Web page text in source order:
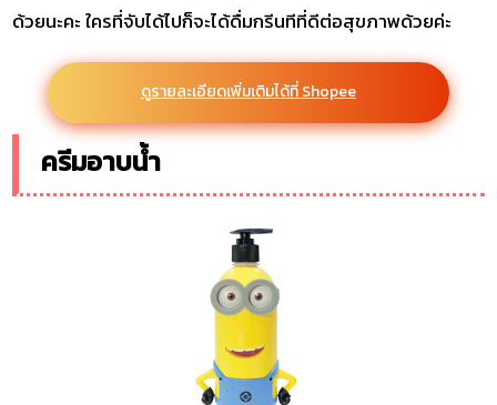
ด้วยนะคะ ใครที่จับได้ไปก็จะได้ดื่มกรีนทีที่ดีต่อสุขภาพด้วยค่ะ
ดูรายละเอียดเพิ่มเติมได้ที่ Shopee
ครีมอาบน้ำ